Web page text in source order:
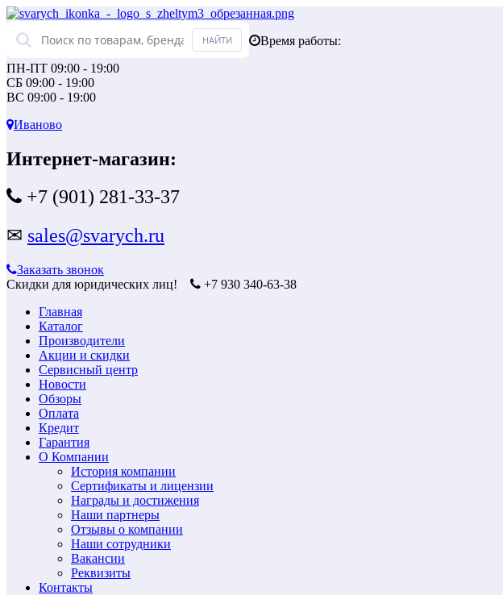
Время работы:
ПН-ПТ 09:00 - 19:00
СБ 09:00 - 19:00
ВС 09:00 - 19:00
Иваново
Интернет-магазин:
+7 (901) 281-33-37
✉ sales@svarych.ru
Заказать звонок
Скидки для юридических лиц!
+7 930 340-63-38
Главная
Каталог
Производители
Акции и скидки
Сервисный центр
Новости
Обзоры
Оплата
Кредит
Гарантия
О Компании
История компании
Сертификаты и лицензии
Награды и достижения
Наши партнеры
Отзывы о компании
Наши сотрудники
Вакансии
Реквизиты
Контакты